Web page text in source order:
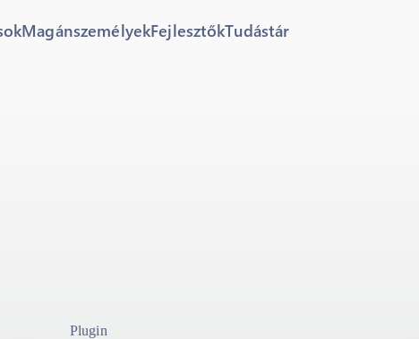
MagánszemélyekFejlesztőkTudástár
Plugin